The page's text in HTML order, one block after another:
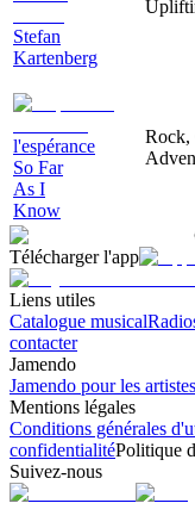
Stefan
Kartenberg
l'espérance
So Far
As I
Know
Rock,
Télécharger l'app
Liens utiles
Catalogue musical
contacter
Jamendo
Jamendo pour les artistes
Mentions légales
Conditions générales
confidentialitéPolitique
Suivez-nous